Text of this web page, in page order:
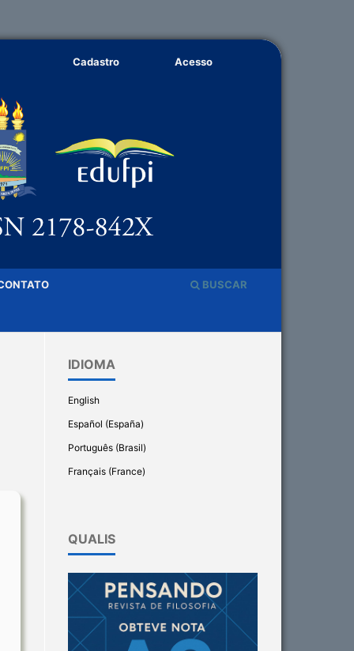
BUSCAR
Cadastro Acesso
IDIOMA
English
Español (España)
Português (Brasil)
Français (France)
QUALIS